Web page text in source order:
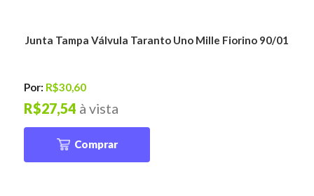
Junta Tampa Válvula Taranto Uno Mille Fiorino 90/01
Por: R$30,60
à vista
R$27,54
Comprar